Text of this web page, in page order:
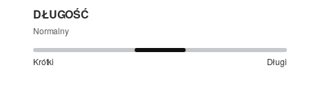
DŁUGOŚĆ
Normalny
Krótki Długi